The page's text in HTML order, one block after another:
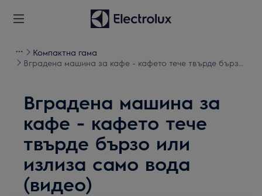
Компактна гама
Вградена машина за кафе - кафето тече твърде бързо
Вградена машина за
кафе - кафето тече
твърде бързо или
излиза само вода
(видео)